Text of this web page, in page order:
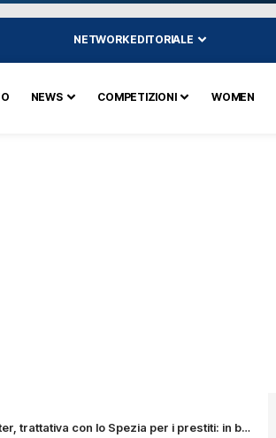
NETWORK EDITORIALE
NEWS COMPETIZIONI WOMEN
trattativa con lo Spezia per i prestiti: in ballo De Pieri e Barenbruch